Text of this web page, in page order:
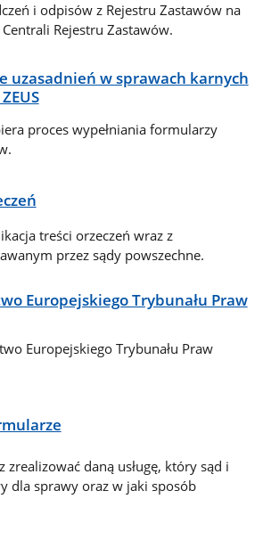
i odpisów z Rejestru Zastawów na
Rejestru Zastawów.
uzasadnień w sprawach karnych
proces wypełniania formularzy
treści orzeczeń wraz z
przez sądy powszechne.
Europejskiego Trybunału Praw
Europejskiego Trybunału Praw
zrealizować daną usługę, który sąd i
dla sprawy oraz w jaki sposób